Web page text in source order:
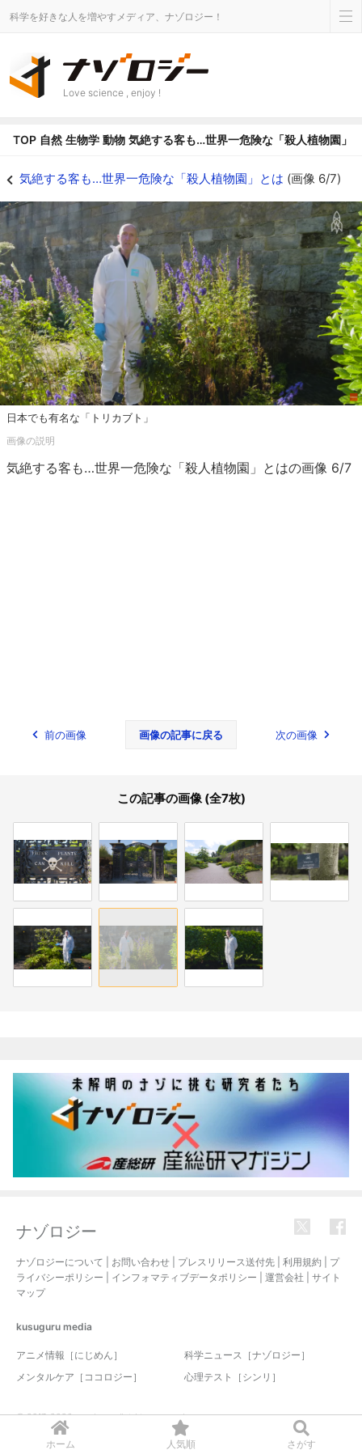
ホーム 人気順 さがす
科学を好きな人を増やすメディア、ナゾロジー！
Love science , enjoy !
TOP 自然 生物学 動物 気絶する客も…世界一危険な「殺人植物園」
気絶する客も…世界一危険な「殺人植物園」とは (画像 6/7)
日本でも有名な「トリカブト」
気絶する客も…世界一危険な「殺人植物園」とはの画像 6/7
前の画像 画像の記事に戻る 次の画像
この記事の画像 (全7枚)
ナゾロジー
ナゾロジーについて お問い合わせ プレスリリース送付先 利用規約
プ
ライバシーポリシー
インフォマティブデータポリシー 運営会社
サイト
マップ
kusuguru media
アニメ情報［にじめん］
科学ニュース［ナゾロジー］
メンタルケア［ココロジー］
心理テスト［シンリ］
© 2017-2026 nazology. all rights reserved.